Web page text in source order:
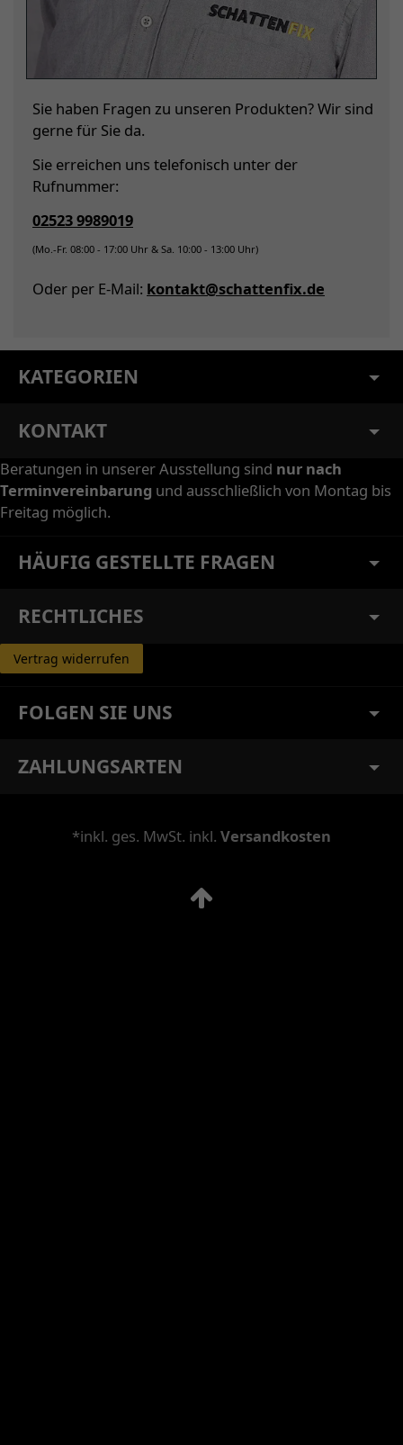
Sie haben Fragen zu unseren Produkten? Wir sind
gerne für Sie da.
Sie erreichen uns telefonisch unter der
Rufnummer:
02523 9989019
(Mo.-Fr. 08:00 - 17:00 Uhr & Sa. 10:00 - 13:00 Uhr)
Oder per E-Mail: kontakt@schattenfix.de
KATEGORIEN
KONTAKT
Beratungen in unserer Ausstellung sind nur nach
Terminvereinbarung und ausschließlich von Montag bis
Freitag möglich.
HÄUFIG GESTELLTE FRAGEN
RECHTLICHES
Vertrag widerrufen
FOLGEN SIE UNS
ZAHLUNGSARTEN
*inkl. ges. MwSt. inkl. Versandkosten